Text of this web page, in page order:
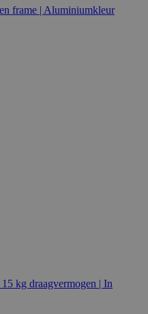
frame | Aluminiumkleur
kg draagvermogen | In